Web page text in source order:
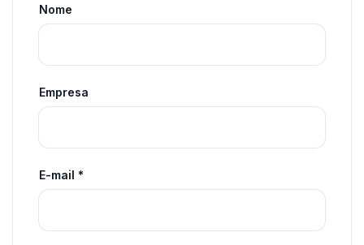
Nome
Empresa
E-mail *